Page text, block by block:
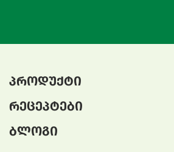
პროდუქტი
რეცეპტები
ბლოგი